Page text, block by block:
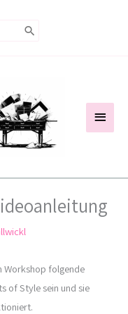
Workshop folgende
of Style sein und sie